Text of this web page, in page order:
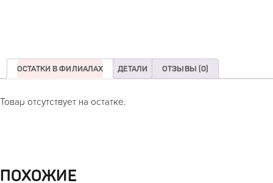
ОСТАТКИ В ФИЛИАЛАХ ДЕТАЛИ ОТЗЫВЫ (0)
Товар отсутствует на остатке.
ПОХОЖИЕ